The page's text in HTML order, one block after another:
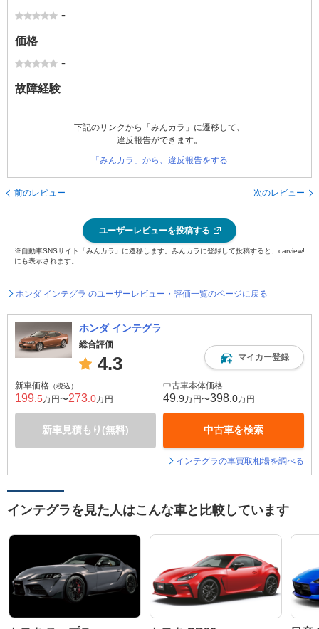
-
価格
-
故障経験
下記のリンクから「みんカラ」に遷移して、
違反報告ができます。
「みんカラ」から、違反報告をする
前のレビュー 次のレビュー
ユーザーレビューを投稿する
※自動車SNSサイト「みんカラ」に遷移します。みんカラに登録して投稿すると、carview!
にも表示されます。
ホンダ インテグラ のユーザーレビュー・評価一覧のページに戻る
ホンダ インテグラ
総合評価
4.3 マイカー登録
新車価格 （税込）
199 .5万円〜273 .0万円
新車見積もり(無料)
中古車本体価格
49 .9万円〜398 .0万円
中古車を検索
インテグラの車買取相場を調べる
インテグラを見た人はこんな車と比較しています